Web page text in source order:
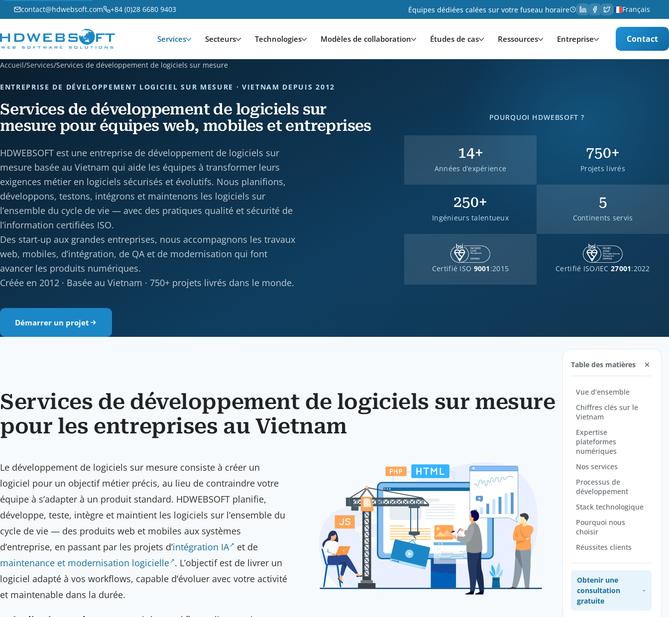
contact@hdwebsoft.com +84 (0)28 6680 9403 Équipes dédiées calées sur votre fuseau horaire Français
Services Secteurs Technologies Modèles de collaboration Études de cas Ressources Entreprise Contact
Accueil/Services/Services de développement de logiciels sur mesure
ENTREPRISE DE DÉVELOPPEMENT LOGICIEL SUR MESURE · VIETNAM DEPUIS 2012
Services de développement de logiciels sur
mesure pour équipes web, mobiles et entreprises
HDWEBSOFT est une entreprise de développement de logiciels sur
mesure basée au Vietnam qui aide les équipes à transformer leurs
exigences métier en logiciels sécurisés et évolutifs. Nous planifions,
développons, testons, intégrons et maintenons les logiciels sur
l’ensemble du cycle de vie — avec des pratiques qualité et sécurité de
l’information certifiées ISO.
Des start-up aux grandes entreprises, nous accompagnons les travaux
web, mobiles, d’intégration, de QA et de modernisation qui font
avancer les produits numériques.
Créée en 2012 · Basée au Vietnam · 750+ projets livrés dans le monde.
Démarrer un projet
POURQUOI HDWEBSOFT ?
14+
Années d’expérience
750+
Projets livrés
250+
Ingénieurs talentueux
5
Continents servis
Certifié ISO 9001 :2015 Certifié ISO/IEC 27001:2022
Services de développement de logiciels sur mesure
pour les entreprises au Vietnam
Le développement de logiciels sur mesure consiste à créer un
logiciel pour un objectif métier précis, au lieu de contraindre votre
équipe à s’adapter à un produit standard. HDWEBSOFT planifie,
développe, teste, intègre et maintient les logiciels sur l’ensemble du
cycle de vie — des produits web et mobiles aux systèmes
d’entreprise, en passant par les projets d’intégration IA
et de
maintenance et modernisation logicielle . L’objectif est de livrer un
logiciel adapté à vos workflows, capable d’évoluer avec votre activité
et maintenable dans la durée.
Table des matières
Vue d’ensemble
Chiffres clés sur le
Vietnam
Expertise
plateformes
numériques
Nos services
Processus de
développement
Stack technologique
Pourquoi nous
choisir
Réussites clients
Obtenir une
consultation
gratuite